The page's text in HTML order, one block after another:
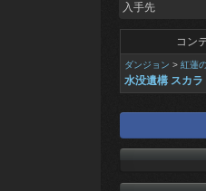
入手先
コン
ダンジョン > 紅蓮
水没遺構 スカラ